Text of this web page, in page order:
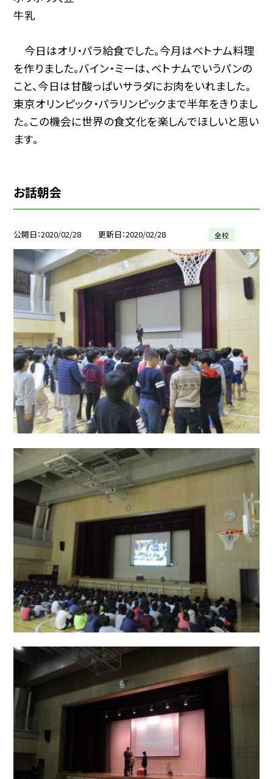
牛乳
今日はオリ・パラ給食でした。今月はベトナム料理
を作りました。バイン・ミーは、ベトナムでいうパンの
こと、今日は甘酸っぱいサラダにお肉をいれました。
東京オリンピック・パラリンピックまで半年をきりまし
た。この機会に世界の食文化を楽しんでほしいと思い
ます。
お話朝会
公開日 2020/02/28 更新日 2020/02/28 全校